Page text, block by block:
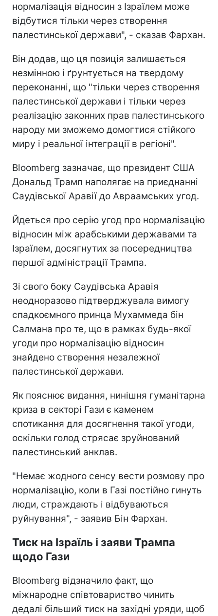
нормалізація відносин з Ізраїлем може
відбутися тільки через створення
палестинської держави", - сказав Фархан.
Він додав, що ця позиція залишається
незмінною і ґрунтується на твердому
переконанні, що "тільки через створення
палестинської держави і тільки через
реалізацію законних прав палестинського
народу ми зможемо домогтися стійкого
миру і реальної інтеграції в регіоні".
Bloomberg зазначає, що президент США
Дональд Трамп наполягає на приєднанні
Саудівської Аравії до Авраамських угод.
Йдеться про серію угод про нормалізацію
відносин між арабськими державами та
Ізраїлем, досягнутих за посередництва
першої адміністрації Трампа.
Зі свого боку Саудівська Аравія
неодноразово підтверджувала вимогу
спадкоємного принца Мухаммеда бін
Салмана про те, що в рамках будь-якої
угоди про нормалізацію відносин
знайдено створення незалежної
палестинської держави.
Як пояснює видання, нинішня гуманітарна
криза в секторі Гази є каменем
спотикання для досягнення такої угоди,
оскільки голод стрясає зруйнований
палестинський анклав.
"Немає жодного сенсу вести розмову про
нормалізацію, коли в Газі постійно гинуть
люди, страждають і відбуваються
руйнування", - заявив Бін Фархан.
Тиск на Ізраїль і заяви Трампа
щодо Гази
Bloomberg відзначило факт, що
міжнародне співтовариство чинить
дедалі більший тиск на західні уряди, щоб